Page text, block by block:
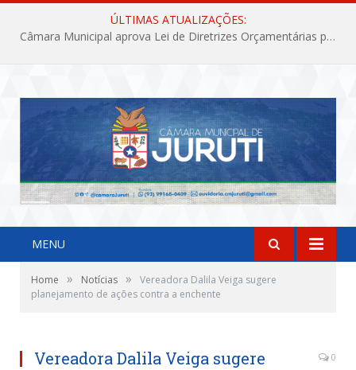
ÚLTIMAS ATUALIZAÇÕES:
Câmara Municipal aprova Lei de Diretrizes Orçamentárias para o exercício financeiro de 2027
MENU
Home » Notícias »
Vereadora Dalila Veiga sugere
planejamento de ações contra a enchente
Vereadora Dalila Veiga sugere
0